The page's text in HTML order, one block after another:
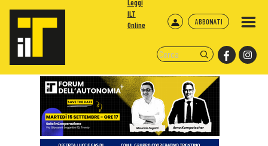
ABBONATI
Leggi
ILT
Online